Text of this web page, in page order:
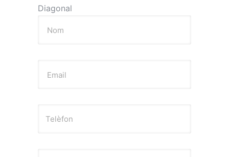
Diagonal
Nom
Email